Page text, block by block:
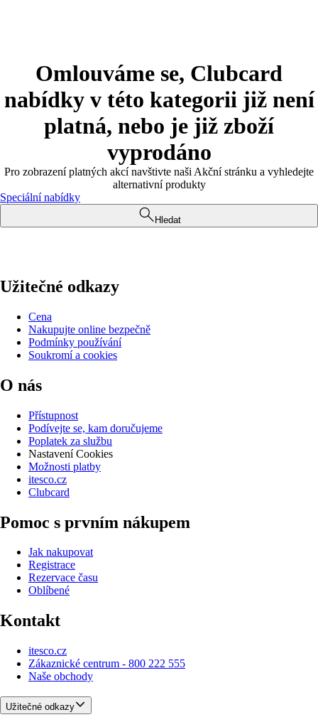
Omlouváme se, Clubcard
nabídky v této kategorii již není
platná, nebo je již zboží
vyprodáno
Pro zobrazení platných akcí navštivte naši Akční stránku a vyhledejte
alternativní produkty
Speciální nabídky
Hledat
Užitečné odkazy
Cena
Nakupujte online bezpečně
Podmínky používání
Soukromí a cookies
O nás
Přístupnost
Podívejte se, kam doručujeme
Poplatek za službu
Nastavení Cookies
Možnosti platby
itesco.cz
Clubcard
Pomoc s prvním nákupem
Jak nakupovat
Registrace
Rezervace času
Oblíbené
Kontakt
itesco.cz
Zákaznické centrum - 800 222 555
Naše obchody
Užitečné odkazy